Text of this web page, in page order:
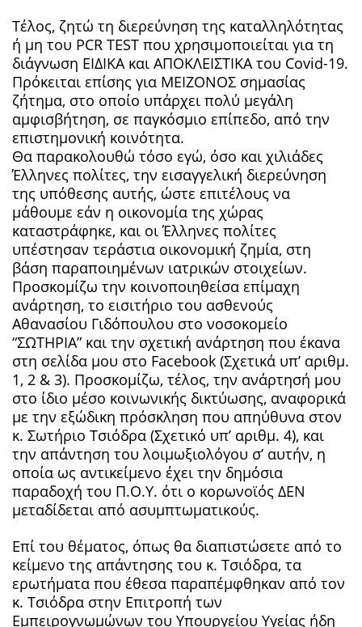
Τέλος, ζητώ τη διερεύνηση της καταλληλότητας
ή μη του PCR TEST που χρησιμοποιείται για τη
διάγνωση ΕΙΔΙΚΑ και ΑΠΟΚΛΕΙΣΤΙΚΑ του Covid-19.
Πρόκειται επίσης για ΜΕΙΖΟΝΟΣ σημασίας
ζήτημα, στο οποίο υπάρχει πολύ μεγάλη
αμφισβήτηση, σε παγκόσμιο επίπεδο, από την
επιστημονική κοινότητα.
Θα παρακολουθώ τόσο εγώ, όσο και χιλιάδες
Έλληνες πολίτες, την εισαγγελική διερεύνηση
της υπόθεσης αυτής, ώστε επιτέλους να
μάθουμε εάν η οικονομία της χώρας
καταστράφηκε, και οι Έλληνες πολίτες
υπέστησαν τεράστια οικονομική ζημία, στη
βάση παραποιημένων ιατρικών στοιχείων.
Προσκομίζω την κοινοποιηθείσα επίμαχη
ανάρτηση, το εισιτήριο του ασθενούς
Αθανασίου Γιδόπουλου στο νοσοκομείο
“ΣΩΤΗΡΙΑ” και την σχετική ανάρτηση που έκανα
στη σελίδα μου στο Facebook (Σχετικά υπ’ αριθμ.
1, 2 & 3). Προσκομίζω, τέλος, την ανάρτησή μου
στο ίδιο μέσο κοινωνικής δικτύωσης, αναφορικά
με την εξώδικη πρόσκληση που απηύθυνα στον
κ. Σωτήριο Τσιόδρα (Σχετικό υπ’ αριθμ. 4), και
την απάντηση του λοιμωξιολόγου σ’ αυτήν, η
οποία ως αντικείμενο έχει την δημόσια
παραδοχή του Π.Ο.Υ. ότι ο κορωνοϊός ΔΕΝ
μεταδίδεται από ασυμπτωματικούς.
Επί του θέματος, όπως θα διαπιστώσετε από το
κείμενο της απάντησης του κ. Τσιόδρα, τα
ερωτήματα που έθεσα παραπέμφθηκαν από τον
κ. Τσιόδρα στην Επιτροπή των
Εμπειρογνωμώνων του Υπουργείου Υγείας ήδη